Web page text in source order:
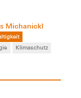
Michanickl
Klimaschutz